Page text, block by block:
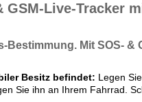
GSM-Live-Tracker
Bestimmung. Mit SOS- &
Besitz befindet: Legen
Sie ihn an Ihrem Fahrrad.